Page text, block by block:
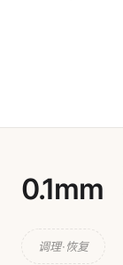
0.1mm
调理·恢复